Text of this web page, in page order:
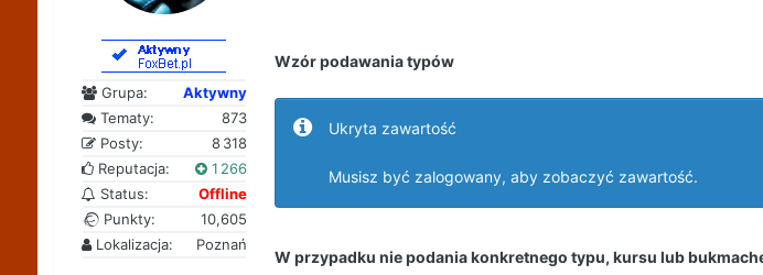
Grupa:
Aktywny
Tematy:
873
Posty:
8 318
Reputacja:
1 266
Status:
Offline
Punkty:
10,605
Lokalizacja:
Poznań
Wzór podawania typów
Ukryta zawartość
Musisz być zalogowany, aby zobaczyć zawartość.
W przypadku nie podania konkretnego typu, kursu lub